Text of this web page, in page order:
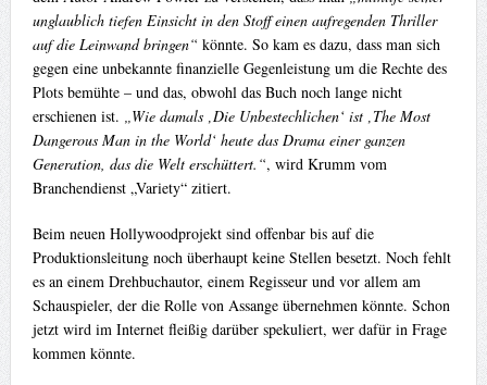
unglaublich tiefen Einsicht in den Stoff einen aufregenden Thriller
auf die Leinwand bringen“ könnte. So kam es dazu, dass man sich
gegen eine unbekannte finanzielle Gegenleistung um die Rechte des
Plots bemühte – und das, obwohl das Buch noch lange nicht
erschienen ist. „Wie damals ‚Die Unbestechlichen‘ ist ‚The Most
Dangerous Man in the World‘ heute das Drama einer ganzen
Generation, das die Welt erschüttert.“, wird Krumm vom
Branchendienst „Variety“ zitiert.
Beim neuen Hollywoodprojekt sind offenbar bis auf die
Produktionsleitung noch überhaupt keine Stellen besetzt. Noch fehlt
es an einem Drehbuchautor, einem Regisseur und vor allem am
Schauspieler, der die Rolle von Assange übernehmen könnte. Schon
jetzt wird im Internet fleißig darüber spekuliert, wer dafür in Frage
kommen könnte.